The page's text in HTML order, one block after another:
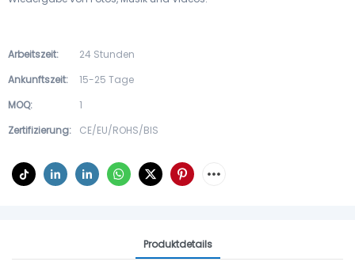
Arbeitszeit:
24 Stunden
Ankunftszeit:
15-25 Tage
MOQ:
1
Zertifizierung:
CE/EU/ROHS/BIS
Produktdetails